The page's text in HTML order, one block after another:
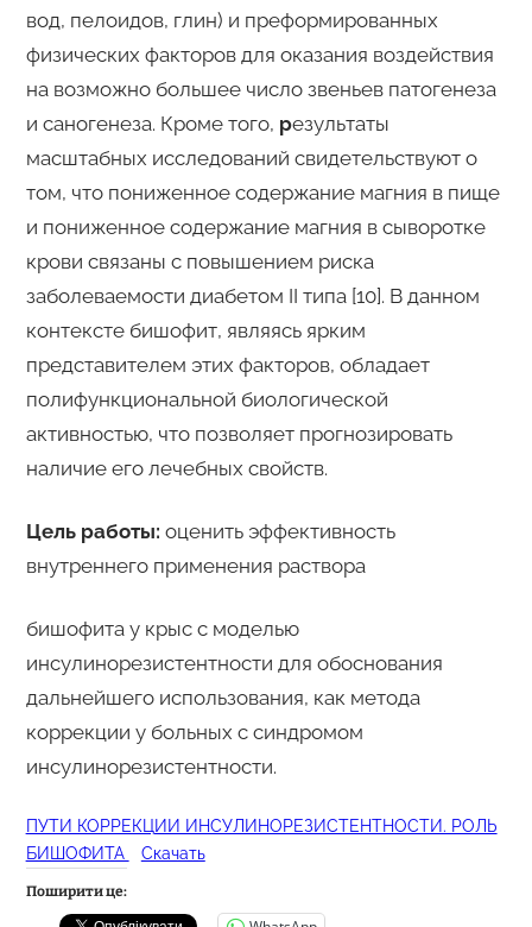
вод, пелоидов, глин) и преформированных
физических факторов для оказания воздействия
на возможно большее число звеньев патогенеза
и саногенеза. Кроме того, результаты
масштабных исследований свидетельствуют о
том, что пониженное содержание магния в пище
и пониженное содержание магния в сыворотке
крови связаны с повышением риска
заболеваемости диабетом II типа [10]. В данном
контексте бишофит, являясь ярким
представителем этих факторов, обладает
полифункциональной биологической
активностью, что позволяет прогнозировать
наличие его лечебных свойств.
Цель работы: оценить эффективность
внутреннего применения раствора
бишофита у крыс с моделью
инсулинорезистентности для обоснования
дальнейшего использования, как метода
коррекции у больных с синдромом
инсулинорезистентности.
ПУТИ КОРРЕКЦИИ ИНСУЛИНОРЕЗИСТЕНТНОСТИ. РОЛЬ
БИШОФИТА
Скачать
Поширити це: